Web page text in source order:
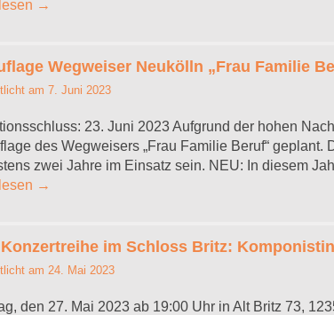
→
Wegweiser Neukölln „Frau Familie
am 7. Juni 2023
23. Juni 2023 Aufgrund der hohen
des Wegweisers „Frau Familie Beruf“
zwei Jahre im Einsatz sein. NEU: In diesem
→
Konzertreihe im Schloss Britz:
am 24. Mai 2023
den 27. Mai 2023 ab 19:00 Uhr in Alt Britz 73,